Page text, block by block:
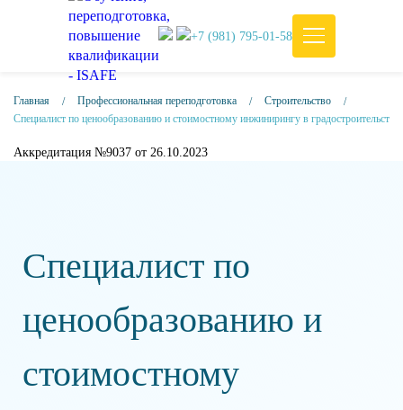
+7 (981) 795-01-58
Главная Профессиональная переподготовка
Строительство
Специалист по ценообразованию и стоимостному инжинирингу в градостроительстве
Аккредитация №9037 от 26.10.2023
Специалист по
ценообразованию и
стоимостному